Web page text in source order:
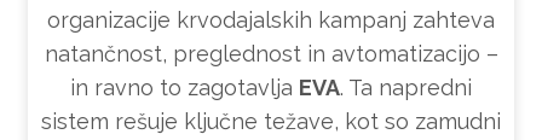
organizacije krvodajalskih kampanj zahteva
natančnost, preglednost in avtomatizacijo –
in ravno to zagotavlja EVA. Ta napredni
sistem rešuje ključne težave, kot so zamudni